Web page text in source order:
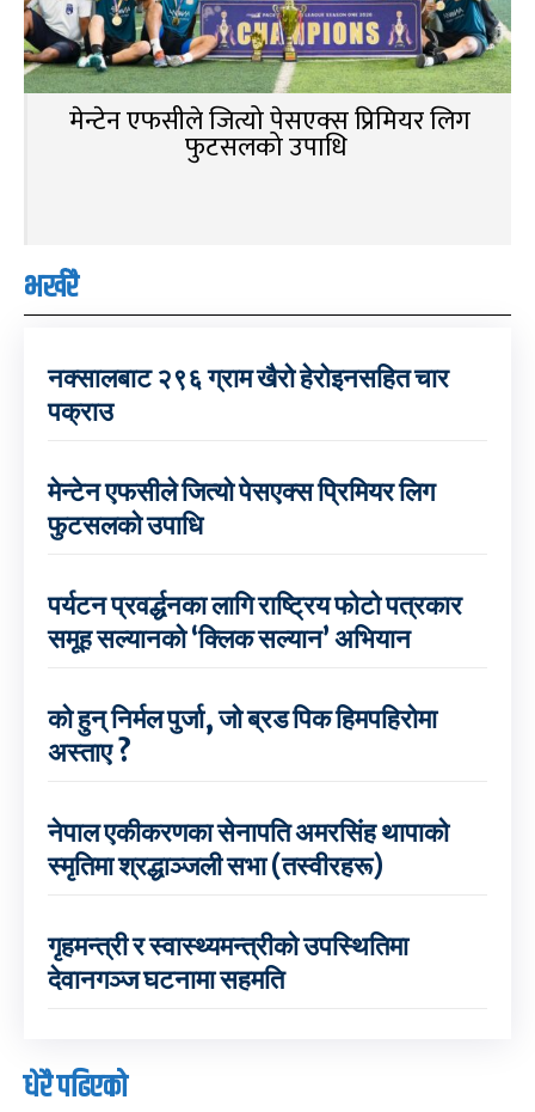
मेन्टेन एफसीले जित्यो पेसएक्स प्रिमियर लिग
फुटसलको उपाधि
भर्खरै
नक्सालबाट २९६ ग्राम खैरो हेरोइनसहित चार
पक्राउ
मेन्टेन एफसीले जित्यो पेसएक्स प्रिमियर लिग
फुटसलको उपाधि
पर्यटन प्रवर्द्धनका लागि राष्ट्रिय फोटो पत्रकार
समूह सल्यानको ‘क्लिक सल्यान’ अभियान
को हुन् निर्मल पुर्जा, जो ब्रड पिक हिमपहिरोमा
अस्ताए ?
नेपाल एकीकरणका सेनापति अमरसिंह थापाको
स्मृतिमा श्रद्धाञ्जली सभा (तस्वीरहरू)
गृहमन्त्री र स्वास्थ्यमन्त्रीको उपस्थितिमा
देवानगञ्ज घटनामा सहमति
धेरै पढिएको